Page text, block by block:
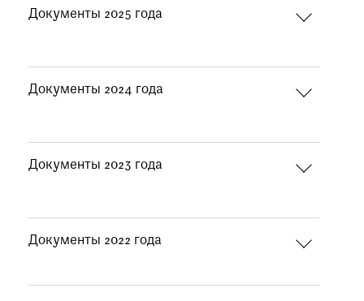
Документы 2025 года
Документы 2024 года
Документы 2023 года
Документы 2022 года